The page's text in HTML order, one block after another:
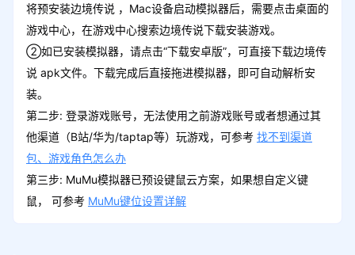
将预安装边境传说 ，Mac设备启动模拟器后，需要点击桌面的
游戏中心，在游戏中心搜索边境传说下载安装游戏。
②如已安装模拟器，请点击“下载安卓版”，可直接下载边境传
说 apk文件。下载完成后直接拖进模拟器，即可自动解析安
装。
第二步: 登录游戏账号，无法使用之前游戏账号或者想通过其
他渠道（B站/华为/taptap等）玩游戏，可参考 找不到渠道
包、游戏角色怎么办
第三步: MuMu模拟器已预设键鼠云方案，如果想自定义键
鼠， 可参考 MuMu键位设置详解